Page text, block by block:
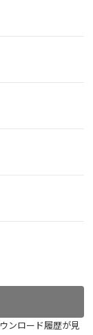
ロード履歴が見